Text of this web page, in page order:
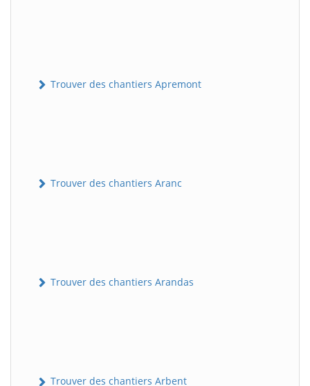
Trouver des chantiers Apremont
Trouver des chantiers Aranc
Trouver des chantiers Arandas
Trouver des chantiers Arbent